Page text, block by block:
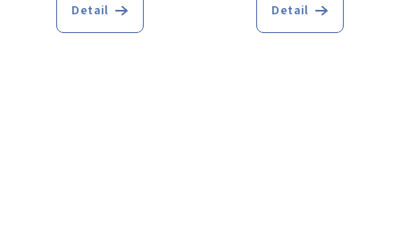
Detail
produktu
Detail